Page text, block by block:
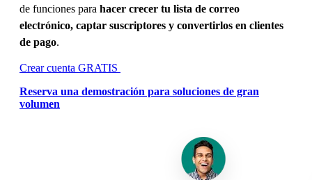
de funciones para hacer crecer tu lista de correo
electrónico, captar suscriptores y convertirlos en clientes
de pago.
Crear cuenta GRATIS
Reserva una demostración para soluciones de gran
volumen